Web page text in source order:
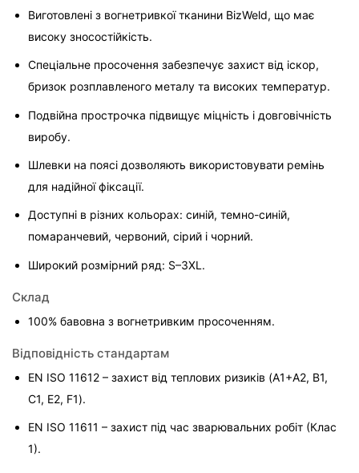
Виготовлені з вогнетривкої тканини BizWeld, що має
високу зносостійкість.
Спеціальне просочення забезпечує захист від іскор,
бризок розплавленого металу та високих температур.
Подвійна прострочка підвищує міцність і довговічність
виробу.
Шлевки на поясі дозволяють використовувати ремінь
для надійної фіксації.
Доступні в різних кольорах: синій, темно-синій,
помаранчевий, червоний, сірий і чорний.
Широкий розмірний ряд: S–3XL.
Склад
100% бавовна з вогнетривким просоченням.
Відповідність стандартам
EN ISO 11612 – захист від теплових ризиків (A1+A2, B1,
C1, E2, F1).
EN ISO 11611 – захист під час зварювальних робіт (Клас
1).